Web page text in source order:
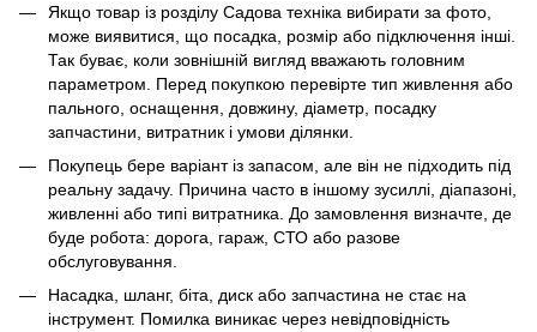
Якщо товар із розділу Садова техніка вибирати за фото,
може виявитися, що посадка, розмір або підключення інші.
Так буває, коли зовнішній вигляд вважають головним
параметром. Перед покупкою перевірте тип живлення або
пального, оснащення, довжину, діаметр, посадку
запчастини, витратник і умови ділянки.
Покупець бере варіант із запасом, але він не підходить під
реальну задачу. Причина часто в іншому зусиллі, діапазоні,
живленні або типі витратника. До замовлення визначте, де
буде робота: дорога, гараж, СТО або разове
обслуговування.
Насадка, шланг, біта, диск або запчастина не стає на
інструмент. Помилка виникає через невідповідність